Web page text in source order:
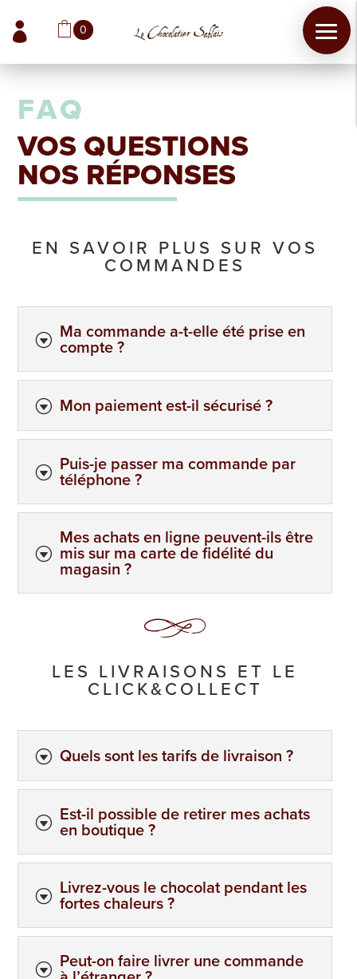
Les
Chocolats
Coffrets
Les
Plaisirs
Sucrés
0

FAQ
VOS QUESTIONS
NOS RÉPONSES
EN SAVOIR PLUS SUR VOS
COMMANDES
G Ma commande a-t-elle été prise en
compte ?
G Mon paiement est-il sécurisé ?
G Puis-je passer ma commande par
téléphone ?
G
Mes achats en ligne peuvent-ils être
mis sur ma carte de fidélité du
magasin ?
LES LIVRAISONS ET LE
CLICK&COLLECT
G Quels sont les tarifs de livraison ?
G Est-il possible de retirer mes achats
en boutique ?
G Livrez-vous le chocolat pendant les
fortes chaleurs ?
G Peut-on faire livrer une commande